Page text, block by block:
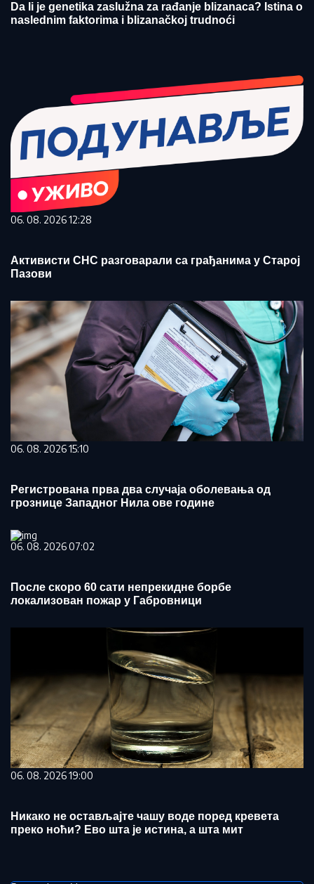
Da li je genetika zaslužna za rađanje blizanaca? Istina o
naslednim faktorima i blizanačkoj trudnoći
06. 08. 2026 12:28
Активисти СНС разговарали са грађанима у Старој
Пазови
06. 08. 2026 15:10
Регистрована прва два случаја оболевања од
грознице Западног Нила ове године
06. 08. 2026 07:02
После скоро 60 сати непрекидне борбе
локализован пожар у Габровници
06. 08. 2026 19:00
Никако не остављајте чашу воде поред кревета
преко ноћи? Ево шта је истина, а шта мит